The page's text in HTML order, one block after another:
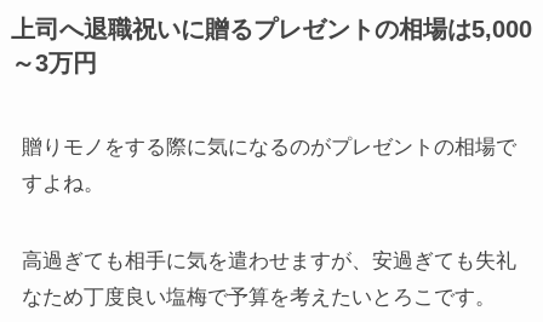
上司へ退職祝いに贈るプレゼントの相場は5,000
～3万円
贈りモノをする際に気になるのがプレゼントの相場で
すよね。
高過ぎても相手に気を遣わせますが、安過ぎても失礼
なため丁度良い塩梅で予算を考えたいとろこです。